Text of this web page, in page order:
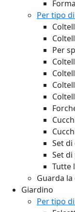
Per tipo
Per
Set
Set
Tutte
Guarda
Giardino
Per tipo